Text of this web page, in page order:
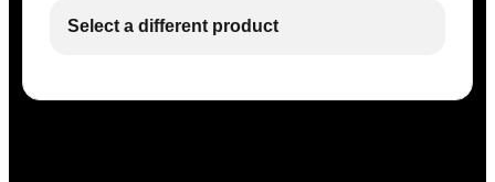
Select a different product